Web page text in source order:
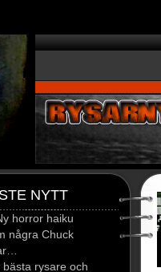
NYTT
horror haiku
några Chuck
bästa rysare och